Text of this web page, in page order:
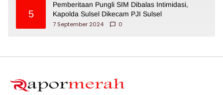
5
Pemberitaan Pungli SIM Dibalas Intimidasi,
Kapolda Sulsel Dikecam PJI Sulsel
7 September 2024
0